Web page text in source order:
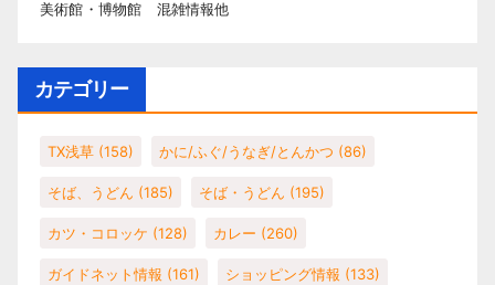
美術館・博物館 混雑情報他
カテゴリー
TX浅草 (158) かに/ふぐ/うなぎ/とんかつ (86)
そば、うどん (185) そば・うどん (195)
カツ・コロッケ (128) カレー (260)
ガイドネット情報 (161) ショッピング情報 (133)